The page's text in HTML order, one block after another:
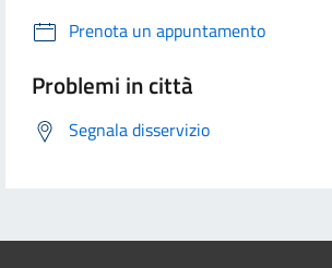
Prenota un appuntamento
Problemi in città
Segnala disservizio